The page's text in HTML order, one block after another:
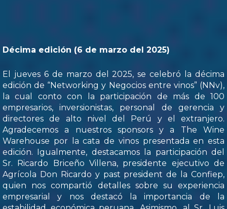
Décima edición (6 de marzo del 2025)
El jueves 6 de marzo del 2025, se celebró la décima
edición de “Networking y Negocios entre vinos” (NNv),
la cual conto con la participación de más de 100
empresarios, inversionistas, personal de gerencia y
directores de alto nivel del Perú y el extranjero.
Agradecemos a nuestros sponsors y a The Wine
Warehouse por la cata de vinos presentada en esta
edición. Igualmente, destacamos la participación del
Sr. Ricardo Briceño Villena, presidente ejecutivo de
Agrícola Don Ricardo y past president de la Confiep,
quien nos compartió detalles sobre su experiencia
empresarial y nos destacó la importancia de la